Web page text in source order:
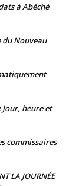
à Abéché
du Nouveau
Jour, heure et
commissaires
LA JOURNÉE